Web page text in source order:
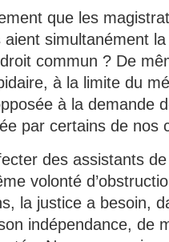
que les
simultanément la
commun ? De
à la limite du
à la demande
par certains de nos
des assistants
volonté
la justice a besoin,
indépendance, de